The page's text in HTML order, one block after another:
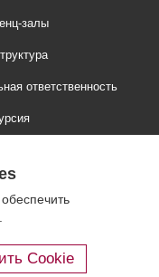
залы
ответственность
Cookie